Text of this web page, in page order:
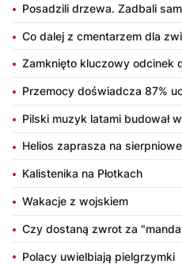
Posadzili drzewa. Zadbali
Co dalej z cmentarzem dla
Zamknięto kluczowy odcinek
Przemocy doświadcza 87%
Pilski muzyk latami budował
Helios zaprasza na
Kalistenika na Płotkach
Wakacje z wojskiem
Czy dostaną zwrot za
Polacy uwielbiają pielgrzymki